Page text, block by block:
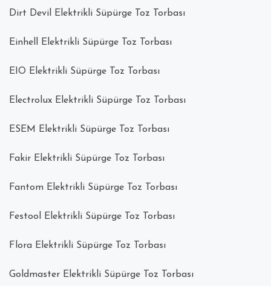
Dirt Devil Elektrikli Süpürge Toz Torbası
Einhell Elektrikli Süpürge Toz Torbası
EIO Elektrikli Süpürge Toz Torbası
Electrolux Elektrikli Süpürge Toz Torbası
ESEM Elektrikli Süpürge Toz Torbası
Fakir Elektrikli Süpürge Toz Torbası
Fantom Elektrikli Süpürge Toz Torbası
Festool Elektrikli Süpürge Toz Torbası
Flora Elektrikli Süpürge Toz Torbası
Goldmaster Elektrikli Süpürge Toz Torbası